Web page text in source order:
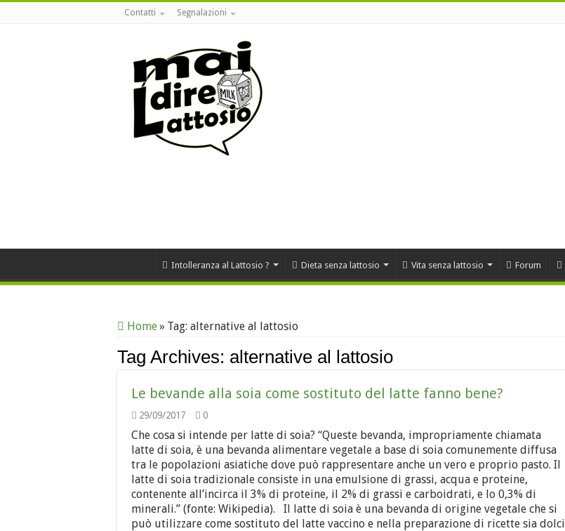
Contatti Segnalazioni
Intolleranza al Lattosio ? Dieta senza lattosio Vita senza lattosio Forum
Home» Tag: alternative al lattosio
Tag Archives: alternative al lattosio
Le bevande alla soia come sostituto del latte fanno bene?
29/09/2017 0
Che cosa si intende per latte di soia? “Queste bevanda, impropriamente chiamata
latte di soia, è una bevanda alimentare vegetale a base di soia comunemente diffusa
tra le popolazioni asiatiche dove può rappresentare anche un vero e proprio pasto. Il
latte di soia tradizionale consiste in una emulsione di grassi, acqua e proteine,
contenente all’incirca il 3% di proteine, il 2% di grassi e carboidrati, e lo 0,3% di
minerali.” (fonte: Wikipedia). Il latte di soia è una bevanda di origine vegetale che si
può utilizzare come sostituto del latte vaccino e nella preparazione di ricette sia dolci